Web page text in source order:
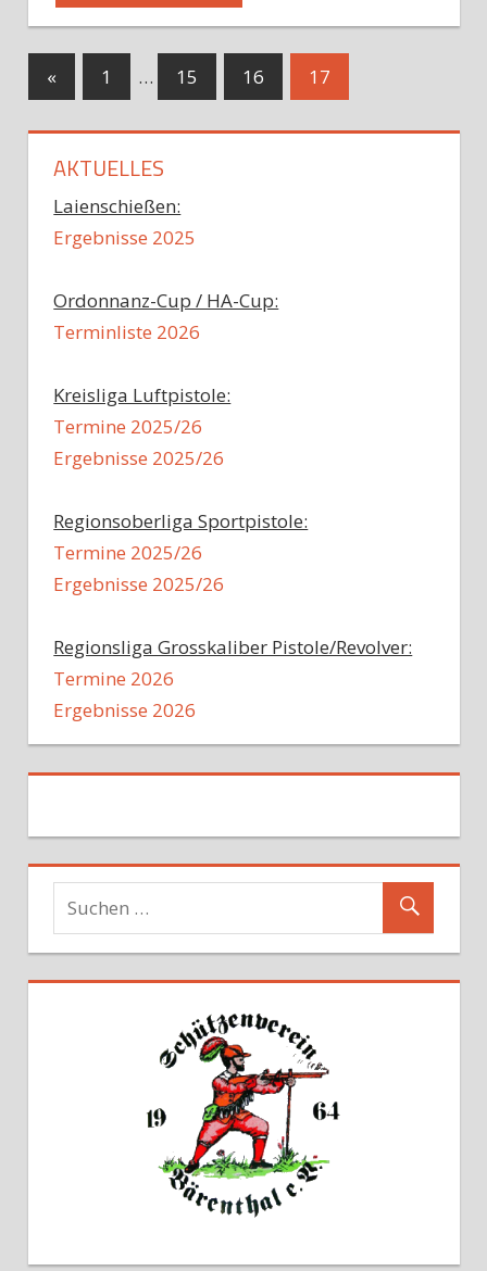
« 1 … 15 16 17
AKTUELLES
Laienschießen:
Ergebnisse 2025
Ordonnanz-Cup / HA-Cup:
Terminliste 2026
Kreisliga Luftpistole:
Termine 2025/26
Ergebnisse 2025/26
Regionsoberliga Sportpistole:
Termine 2025/26
Ergebnisse 2025/26
Regionsliga Grosskaliber Pistole/Revolver:
Termine 2026
Ergebnisse 2026